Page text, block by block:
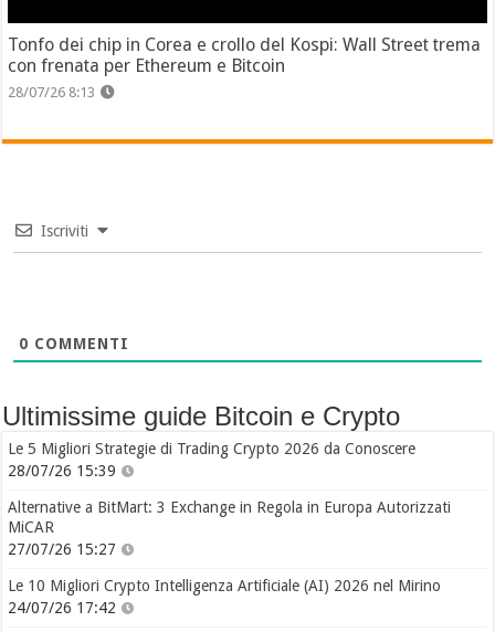
Tonfo dei chip in Corea e crollo del Kospi: Wall Street trema
con frenata per Ethereum e Bitcoin
28/07/26 8:13
Iscriviti
0 COMMENTI
Ultimissime guide Bitcoin e Crypto
Le 5 Migliori Strategie di Trading Crypto 2026 da Conoscere
28/07/26 15:39
Alternative a BitMart: 3 Exchange in Regola in Europa Autorizzati
MiCAR
27/07/26 15:27
Le 10 Migliori Crypto Intelligenza Artificiale (AI) 2026 nel Mirino
24/07/26 17:42